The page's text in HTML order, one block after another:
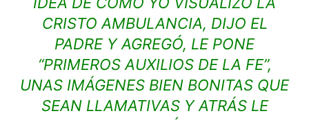
CRISTO AMBULANCIA, DIJO EL
PADRE Y AGREGÓ, LE PONE
“PRIMEROS AUXILIOS DE LA FE”,
UNAS IMÁGENES BIEN BONITAS QUE
SEAN LLAMATIVAS Y ATRÁS LE